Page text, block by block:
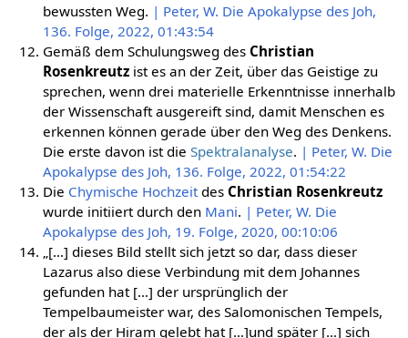
bewussten Weg. | Peter, W. Die Apokalypse des Joh,
136. Folge, 2022, 01:43:54
Gemäß dem Schulungsweg des Christian
Rosenkreutzist es an der Zeit, über das Geistige zu
sprechen, wenn drei materielle Erkenntnisse innerhalb
der Wissenschaft ausgereift sind, damit Menschen es
erkennen können gerade über den Weg des Denkens.
Die erste davon ist die Spektralanalyse. | Peter, W. Die
Apokalypse des Joh, 136. Folge, 2022, 01:54:22
Die Chymische Hochzeitdes Christian Rosenkreutz
wurde initiiert durch den Mani. | Peter, W. Die
Apokalypse des Joh, 19. Folge, 2020, 00:10:06
„[…] dieses Bild stellt sich jetzt so dar, dass dieser
Lazarus also diese Verbindung mit dem Johannes
gefunden hat […] der ursprünglich der
Tempelbaumeister war, des Salomonischen Tempels,
der als der Hiram gelebt hat […]und später […] sich